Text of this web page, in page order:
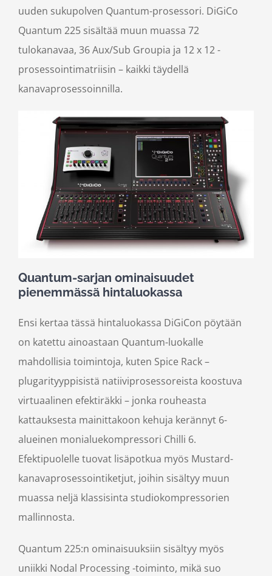
uuden sukupolven Quantum-prosessori. DiGiCo
Quantum 225 sisältää muun muassa 72
tulokanavaa, 36 Aux/Sub Groupia ja 12 x 12 -
prosessointimatriisin – kaikki täydellä
kanavaprosessoinnilla.
Quantum-sarjan ominaisuudet
pienemmässä hintaluokassa
Ensi kertaa tässä hintaluokassa DiGiCon pöytään
on katettu ainoastaan Quantum-luokalle
mahdollisia toimintoja, kuten Spice Rack –
plugarityyppisistä natiiviprosessoreista koostuva
virtuaalinen efektiräkki – jonka rouheasta
kattauksesta mainittakoon kehuja kerännyt 6-
alueinen monialuekompressori Chilli 6.
Efektipuolelle tuovat lisäpotkua myös Mustard-
kanavaprosessointiketjut, joihin sisältyy muun
muassa neljä klassisinta studiokompressorien
mallinnosta.
Quantum 225:n ominaisuuksiin sisältyy myös
uniikki Nodal Processing -toiminto, mikä suo